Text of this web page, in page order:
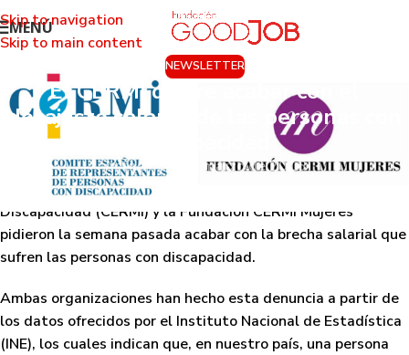
Skip to navigation
Skip to main content
MENÚ
NEWSLETTER
El CERMI quiere acabar con el
desajuste salarial de las personas con
Activado 3 de marzo de 2016
El Comité Español de Representantes de Personas con
Discapacidad (CERMI) y la Fundación CERMI Mujeres
pidieron la semana pasada acabar con la brecha salarial que
sufren las personas con discapacidad.
Ambas organizaciones han hecho esta denuncia a partir de
los datos ofrecidos por el Instituto Nacional de Estadística
(INE), los cuales indican que, en nuestro país, una persona